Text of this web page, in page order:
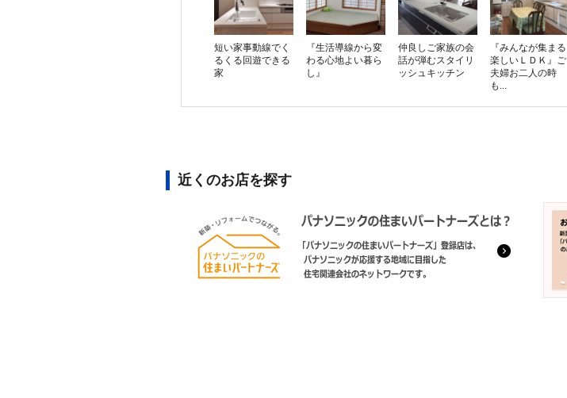
短い家事動線でく
るくる回遊できる
家
『生活導線から変
わる心地よい暮ら
し』
仲良しご家族の会
話が弾むスタイリ
ッシュキッチン
『みんなが集まる
楽しいＬＤＫ』ご
夫婦お二人の時
も...
近くのお店を探す